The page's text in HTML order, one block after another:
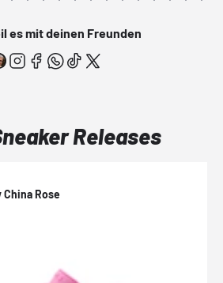
es mit deinen Freunden
Releases
Rose